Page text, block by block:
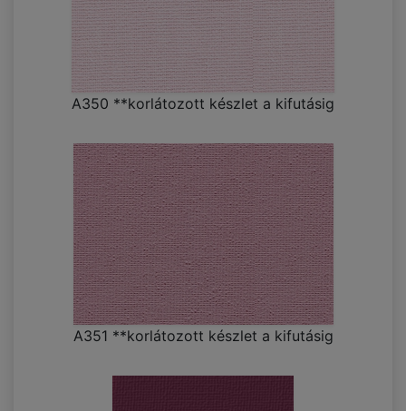
A350 **korlátozott készlet a kifutásig
A351 **korlátozott készlet a kifutásig